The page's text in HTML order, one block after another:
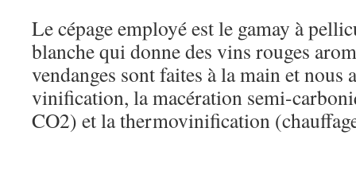
Le cépage employé est le gamay à
blanche qui donne des vins rouges
vendanges sont faites à la main et nous
vinification, la macération semi-
CO2) et la thermovinification